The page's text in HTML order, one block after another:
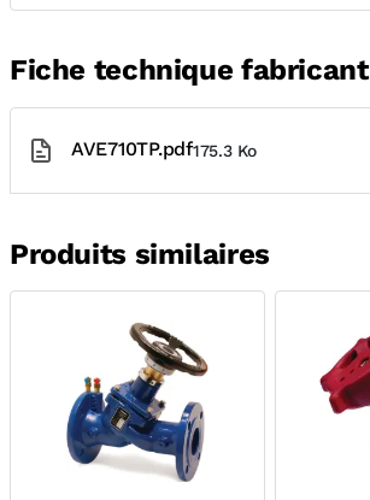
Fiche technique fabricant
AVE710TP.pdf175.3 Ko
Produits similaires